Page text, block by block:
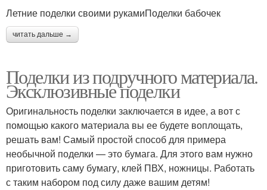
Летние поделки своими рукамиПоделки бабочек
читать дальше →
Поделки из подручного материала.
Эксклюзивные поделки
Оригинальность поделки заключается в идее, а вот с
помощью какого материала вы ее будете воплощать,
решать вам! Самый простой способ для примера
необычной поделки — это бумага. Для этого вам нужно
приготовить саму бумагу, клей ПВХ, ножницы. Работать
с таким набором под силу даже вашим детям!